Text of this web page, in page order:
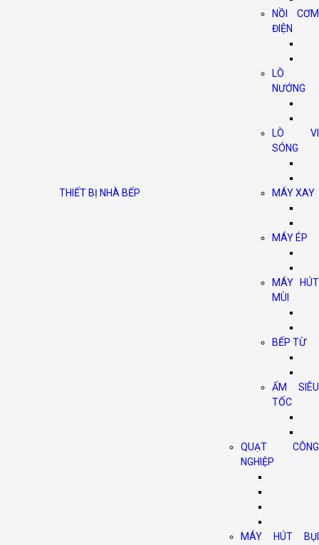
THIẾT BỊ NHÀ BẾP
NỒI CƠM
ĐIỆN
LÒ
NƯỚNG
LÒ VI
SÓNG
MÁY XAY
MÁY ÉP
MÁY HÚT
MÙI
BẾP TỪ
ẤM SIÊU
TỐC
QUẠT CÔNG
NGHIỆP
MÁY HÚT BỤI